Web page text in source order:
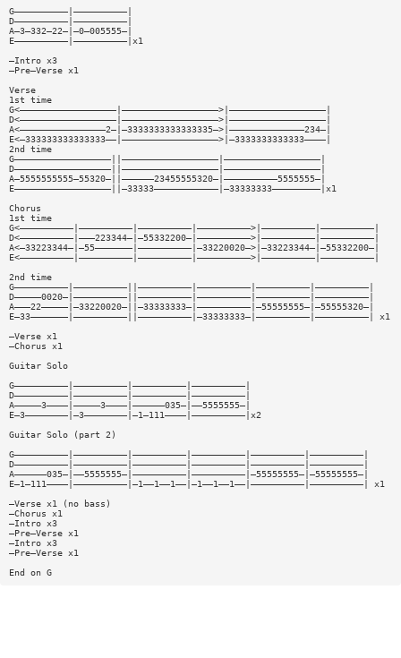
G——————————|——————————|
D——————————|——————————|
A—3—332—22—|—0—005555—|
E——————————|——————————|x1
—Intro x3
—Pre—Verse x1
Verse
1st time
G<——————————————————|——————————————————>|——————————————————|
D<——————————————————|——————————————————>|——————————————————|
A<————————————————2—|—3333333333333335—>|——————————————234—|
E<—333333333333333——|——————————————————>|—3333333333333————|
2nd time
G——————————————————||——————————————————|——————————————————|
D——————————————————||——————————————————|——————————————————|
A—5555555555—55320—||——————23455555320—|——————————5555555—|
E——————————————————||—33333————————————|—33333333—————————|x1
Chorus
1st time
G<——————————|——————————|——————————|——————————>|——————————|——————————|
D<——————————|———223344—|—55332200—|——————————>|——————————|——————————|
A<—33223344—|—55———————|——————————|—33220020—>|—33223344—|—55332200—|
E<——————————|——————————|——————————|——————————>|——————————|——————————|
2nd time
G——————————|——————————||——————————|——————————|——————————|——————————|
D—————0020—|——————————||——————————|——————————|——————————|——————————|
A———22—————|—33220020—||—33333333—|——————————|—55555555—|—55555320—|
E—33———————|——————————||——————————|—33333333—|——————————|——————————| x1
—Verse x1
—Chorus x1
Guitar Solo
G——————————|——————————|——————————|——————————|
D——————————|——————————|——————————|——————————|
A—————3————|—————3————|——————035—|——5555555—|
E—3————————|—3————————|—1—111————|——————————|x2
Guitar Solo (part 2)
G——————————|——————————|——————————|——————————|——————————|——————————|
D——————————|——————————|——————————|——————————|——————————|——————————|
A——————035—|——5555555—|——————————|——————————|—55555555—|—55555555—|
E—1—111————|——————————|—1——1——1——|—1——1——1——|——————————|——————————| x1
—Verse x1 (no bass)
—Chorus x1
—Intro x3
—Pre—Verse x1
—Intro x3
—Pre—Verse x1
End on G